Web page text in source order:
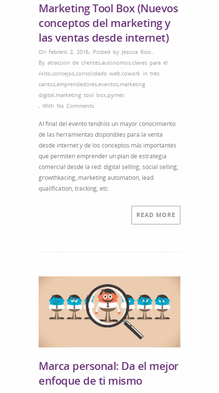
Marketing Tool Box (Nuevos
conceptos del marketing y
las ventas desde internet)
On febrero 2, 2016, Posted by Jessica Rico,
By atracción de clientes,autónomos,claves para el
éxito,consejos,consolidado web,cowork in tres
cantos,emprendedores,eventos,marketing
digital,marketing tool box,pymes
, With No Comments
Al final del evento tendréis un mayor conocimiento
de las herramientas disponibles para la venta
desde internet y de los conceptos más importantes
que permiten emprender un plan de estrategia
comercial desde la red: digital selling, social selling,
growthkacing, marketing automation, lead
qualification, tracking, etc.
READ MORE
Marca personal: Da el mejor
enfoque de ti mismo